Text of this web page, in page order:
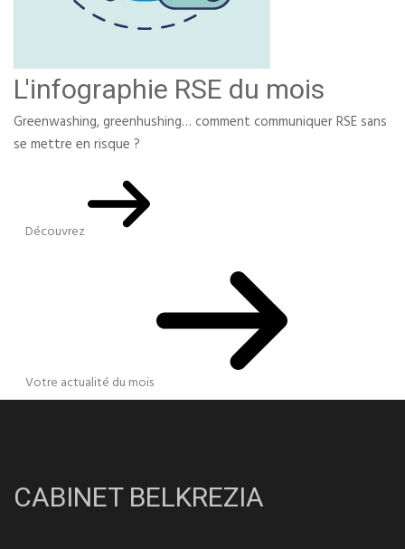
L'infographie RSE du mois
Greenwashing, greenhushing… comment communiquer RSE sans
se mettre en risque ?
Découvrez
Votre actualité du mois
CABINET BELKREZIA